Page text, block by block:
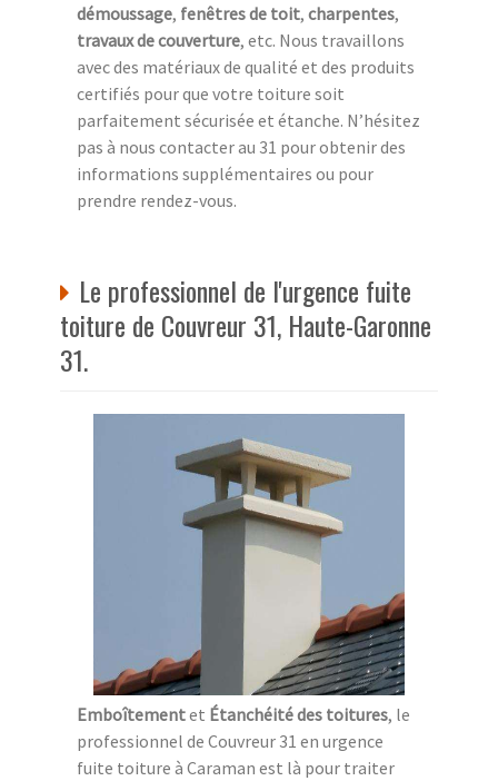
démoussage, fenêtres de toit, charpentes,
travaux de couverture, etc. Nous travaillons
avec des matériaux de qualité et des produits
certifiés pour que votre toiture soit
parfaitement sécurisée et étanche. N’hésitez
pas à nous contacter au 31 pour obtenir des
informations supplémentaires ou pour
prendre rendez-vous.
Le professionnel de l'urgence fuite
toiture de Couvreur 31, Haute-Garonne
31.
Emboîtementet Étanchéité des toitures, le
professionnel de Couvreur 31 en urgence
fuite toiture à Caraman est là pour traiter